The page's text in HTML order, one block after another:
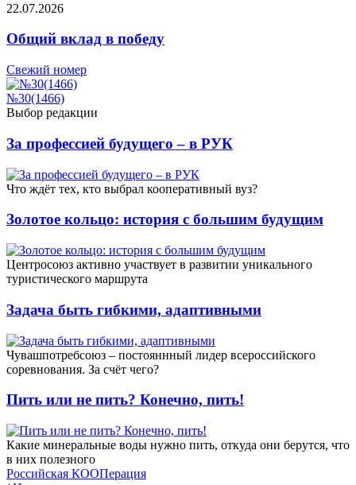
22.07.2026
Общий вклад в победу
Свежий номер
№30(1466)
Выбор редакции
За профессией будущего – в РУК
Что ждёт тех, кто выбрал кооперативный вуз?
Золотое кольцо: история с большим будущим
Центросоюз активно участвует в развитии уникального
туристического маршрута
Задача быть гибкими, адаптивными
Чувашпотребсоюз – постояннный лидер всероссийского
соревнования. За счёт чего?
Пить или не пить? Конечно, пить!
Какие минеральные воды нужно пить, откуда они берутся, что
в них полезного
Российская КООПерация